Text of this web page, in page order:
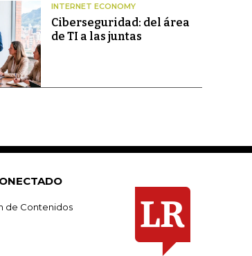
INTERNET ECONOMY
Ciberseguridad: del área
de TI a las juntas
de Contenidos